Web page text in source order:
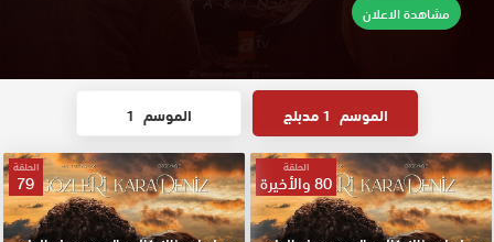
مشاهدة الاعلان
الموسم 1 مدبلج الموسم 1
الحلقة
80 والأخيرة
الحلقة
79